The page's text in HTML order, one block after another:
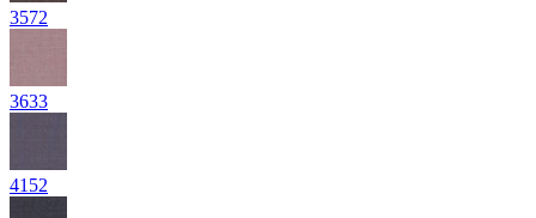
3572
3633
4152